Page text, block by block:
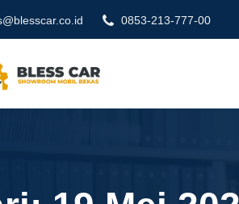
0853-213-777-00